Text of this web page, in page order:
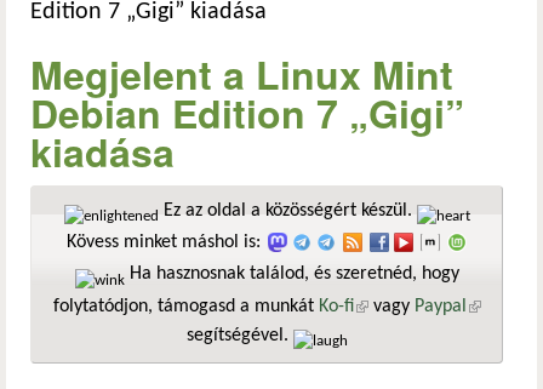
Edition 7 „Gigi” kiadása
Megjelent a Linux Mint
Debian Edition 7 „Gigi”
kiadása
Ez az oldal a közösségért készül.
Kövess minket máshol is:
Ha hasznosnak találod, és szeretnéd, hogy
folytatódjon, támogasd a munkát Ko-fi(külső hivatkozás)
vagy Paypal
segítségével.